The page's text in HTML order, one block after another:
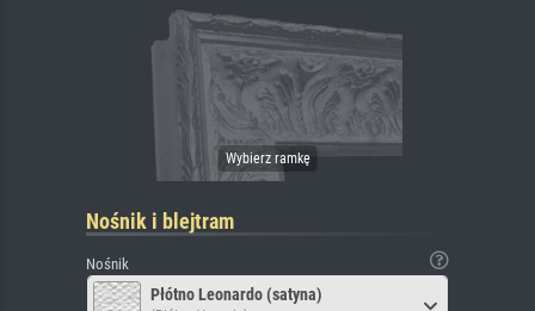
Nośnik i blejtram
Nośnik
Płótno Leonardo (satyna)